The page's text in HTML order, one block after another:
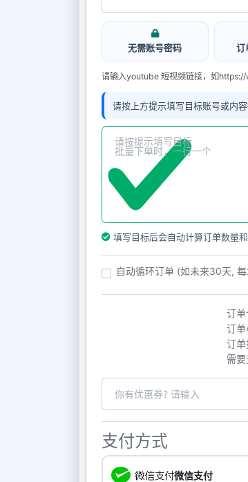
无需账号密码 订
请输入youtube 短视频链接，如
请按上方提示填写目标账号或内
填写目标后会自动计算订单数量
自动循环订单 (如未来30天,
订
订
订单
需
支付方式
微信支付